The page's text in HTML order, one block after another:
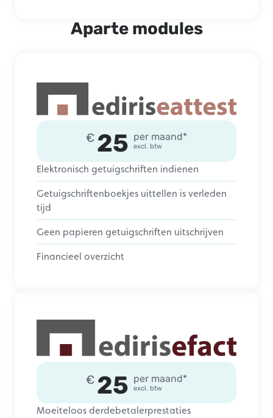
Aparte modules
€ 25 per maand*
excl. btw
Elektronisch getuigschriften indienen
Getuigschriftenboekjes uittellen is verleden
tijd
Geen papieren getuigschriften uitschrijven
Financieel overzicht
€ 25 per maand*
excl. btw
Moeiteloos derdebetalerprestaties